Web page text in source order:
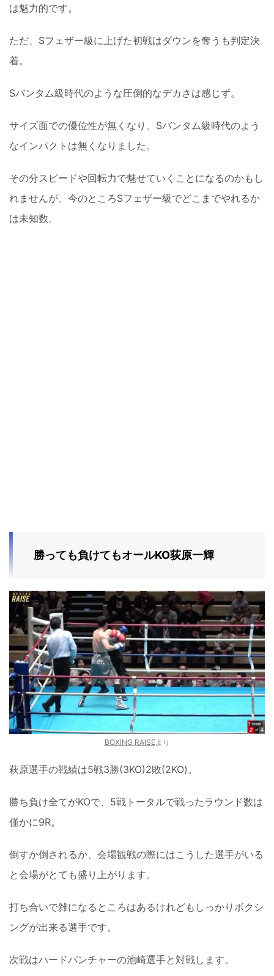
は魅力的です。
ただ、Sフェザー級に上げた初戦はダウンを奪うも判定決
着。
Sバンタム級時代のような圧倒的なデカさは感じず。
サイズ面での優位性が無くなり、Sバンタム級時代のよう
なインパクトは無くなりました。
その分スピードや回転力で魅せていくことになるのかもし
れませんが、今のところSフェザー級でどこまでやれるか
は未知数。
勝っても負けてもオールKO荻原一輝
BOXING RAISEより
萩原選手の戦績は5戦3勝(3KO)2敗(2KO)。
勝ち負け全てがKOで、5戦トータルで戦ったラウンド数は
僅かに9R。
倒すか倒されるか、会場観戦の際にはこうした選手がいる
と会場がとても盛り上がります。
打ち合いで雑になるところはあるけれどもしっかりボクシ
ングが出来る選手です。
次戦はハードパンチャーの池崎選手と対戦します。